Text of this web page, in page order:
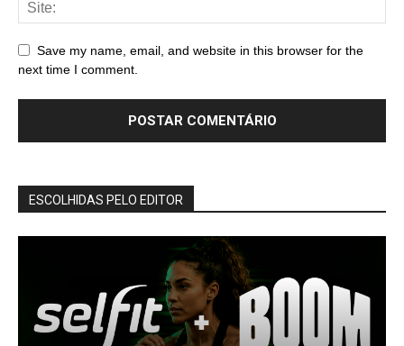
Save my name, email, and website in this browser for the
next time I comment.
ESCOLHIDAS PELO EDITOR